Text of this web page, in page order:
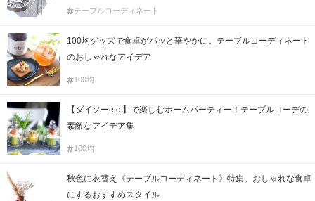
テーブルコーディネート
100均グッズで食卓がパッと華やかに。テーブルコーディネート
のおしゃれなアイデア
100均
【ダイソーetc.】で楽しむホームパーティー！テーブルコーデの
素敵なアイデア集
100均
秋色に衣替え《テーブルコーディネート》特集。おしゃれな食卓
にするおすすめスタイル